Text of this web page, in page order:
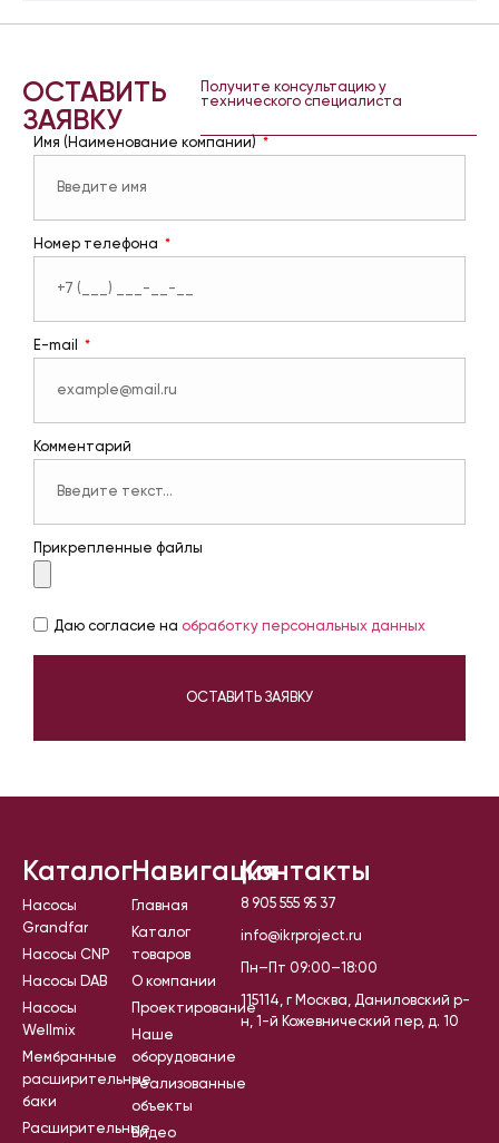
ОСТАВИТЬ
ЗАЯВКУ
Получите консультацию у
технического специалиста
Имя (Наименование компании)
Номер телефона
E-mail
Комментарий
Прикрепленные файлы
Даю согласие на обработку персональных данных
ОСТАВИТЬ ЗАЯВКУ
Каталог
Насосы
Grandfar
Насосы CNP
Насосы DAB
Насосы
Wellmix
Мембранные
расширительные
баки
Расширительные
Навигация
Главная
Каталог
товаров
О компании
Проектирование
Наше
оборудование
Реализованные
объекты
Видео
Контакты
8 905 555 95 37
info@ikrproject.ru
Пн–Пт 09:00–18:00
115114, г Москва, Даниловский р-
н, 1-й Кожевнический пер, д. 10